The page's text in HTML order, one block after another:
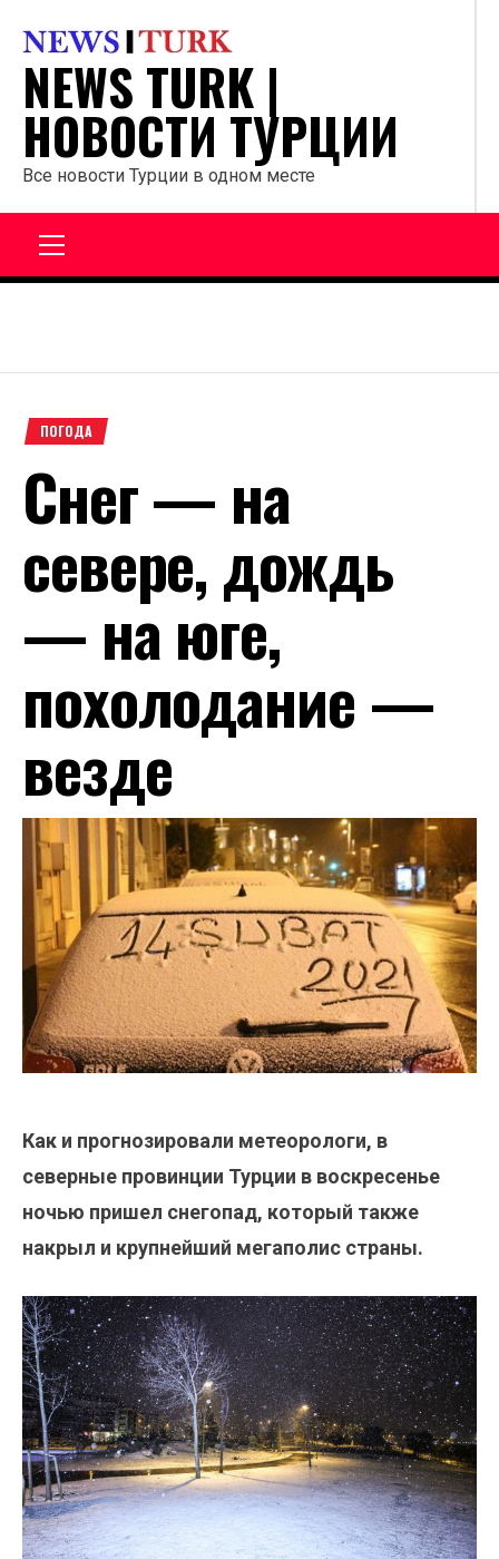
содержанию
NEWS TURK |
НОВОСТИ ТУРЦИИ
Все новости Турции в одном месте
ПОГОДА
Снег — на
севере, дождь
— на юге,
похолодание —
везде
Как и прогнозировали метеорологи, в
северные провинции Турции в воскресенье
ночью пришел снегопад, который также
накрыл и крупнейший мегаполис страны.